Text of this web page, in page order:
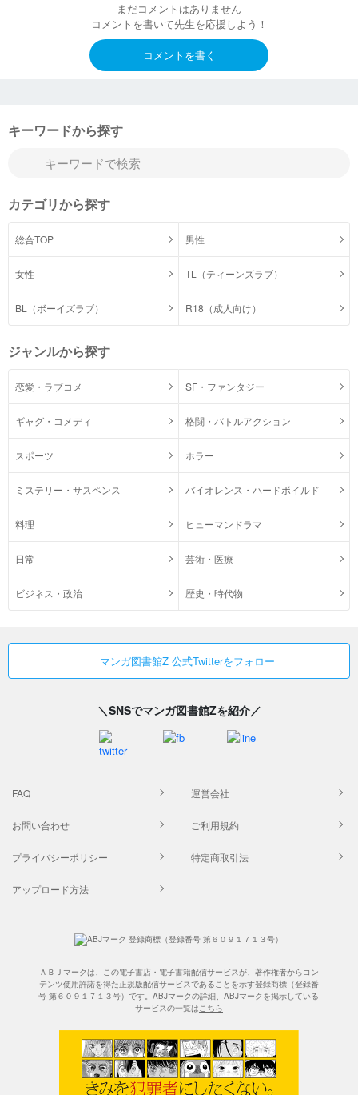
まだコメントはありません
コメントを書いて先生を応援しよう！
コメントを書く
キーワードから探す
カテゴリから探す
総合TOP 男性
女性 TL（ティーンズラブ）
BL（ボーイズラブ） R18（成人向け）
ジャンルから探す
恋愛・ラブコメ SF・ファンタジー
ギャグ・コメディ 格闘・バトルアクション
スポーツ ホラー
ミステリー・サスペンス バイオレンス・ハードボイルド
料理 ヒューマンドラマ
日常 芸術・医療
ビジネス・政治 歴史・時代物
マンガ図書館Z 公式Twitterをフォロー
＼SNSでマンガ図書館Zを紹介／
FAQ 運営会社
お問い合わせ ご利用規約
プライバシーポリシー 特定商取引法
アップロード方法
ＡＢＪマークは、この電子書店・電子書籍配信サービスが、著作権者からコン
テンツ使用許諾を得た正規版配信サービスであることを示す登録商標（登録番
号 第６０９１７１３号）です。ABJマークの詳細、ABJマークを掲示している
サービスの一覧はこちら